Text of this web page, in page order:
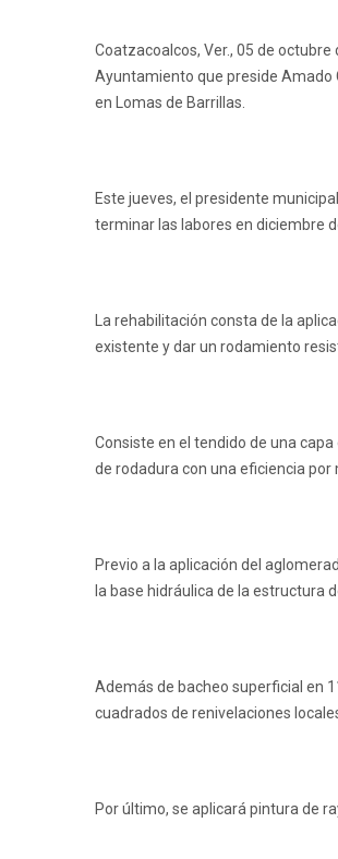
Coatzacoalcos, Ver., 05 de
Ayuntamiento que preside Amado
en Lomas de Barrillas.
Este jueves, el presidente
terminar las labores en diciembre
La rehabilitación consta de la
existente y dar un rodamiento
Consiste en el tendido de una
de rodadura con una eficiencia por
Previo a la aplicación del
la base hidráulica de la estructura
Además de bacheo superficial en
cuadrados de renivelaciones
Por último, se aplicará pintura de